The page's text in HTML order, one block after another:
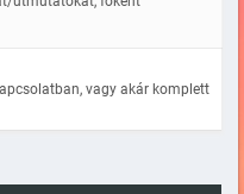
vagy akár komplett